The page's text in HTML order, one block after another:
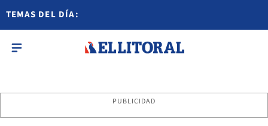
TEMAS DEL DÍA:
PUBLICIDAD